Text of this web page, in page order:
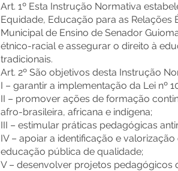
Art. 1º Esta Instrução Normativa
Equidade, Educação para as Relações
Municipal de Ensino de Senador
étnico-racial e assegurar o direito à
tradicionais.
Art. 2º São objetivos desta Instrução
I – garantir a implementação da Lei nº
II – promover ações de formação
afro-brasileira, africana e indígena;
III – estimular práticas pedagógicas
IV – apoiar a identificação e
educação pública de qualidade;
V – desenvolver projetos pedagógicos